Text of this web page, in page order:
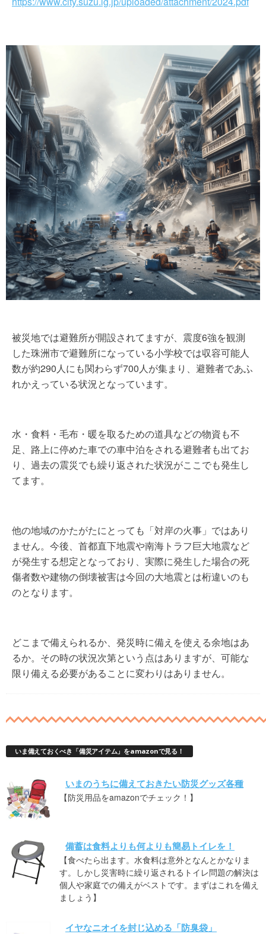
被災地では避難所が開設されてますが、震度6強を観測
した珠洲市で避難所になっている小学校では収容可能人
数が約290人にも関わらず700人が集まり、避難者であふ
れかえっている状況となっています。
水・食料・毛布・暖を取るための道具などの物資も不
足、路上に停めた車での車中泊をされる避難者も出てお
り、過去の震災でも繰り返された状況がここでも発生し
てます。
他の地域のかたがたにとっても「対岸の火事」ではあり
ません。今後、首都直下地震や南海トラフ巨大地震など
が発生する想定となっており、実際に発生した場合の死
傷者数や建物の倒壊被害は今回の大地震とは桁違いのも
のとなります。
どこまで備えられるか、発災時に備えを使える余地はあ
るか。その時の状況次第という点はありますが、可能な
限り備える必要があることに変わりはありません。
いま備えておくべき「備災アイテム」をamazonで見る！
いまのうちに備えておきたい防災グッズ各種
【防災用品をamazonでチェック！】
備蓄は食料よりも何よりも簡易トイレを！
【食べたら出ます。水食料は意外となんとかなりま
す。しかし災害時に繰り返されるトイレ問題の解決は
個人や家庭での備えがベストです。まずはこれを備え
ましょう】
イヤなニオイを封じ込める「防臭袋」